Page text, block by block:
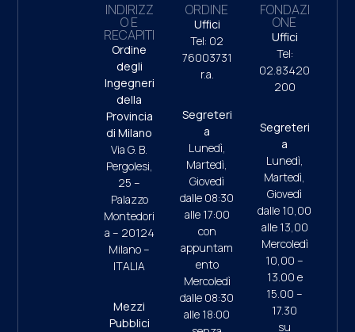
INDIRIZZ
O E
RECAPITI
Ordine
degli
Ingegneri
della
Provincia
di Milano
Via G. B.
Pergolesi,
25 –
Palazzo
Montedori
a – 20124
Milano –
ITALIA
Mezzi
Pubblici
ORDINE
Uffici
Tel: 02
76003731
r.a.
Segreteri
a
Lunedì,
Martedì,
Giovedì
dalle 08:30
alle 17:00
con
appuntam
ento
Mercoledì
dalle 08:30
alle 18:00
FONDAZI
ONE
Uffici
Tel:
02.83420
200
Segreteri
a
Lunedì,
Martedì,
Giovedì
dalle 10,00
alle 13,00
Mercoledì
10,00 –
13.00 e
15.00 –
17.30
su